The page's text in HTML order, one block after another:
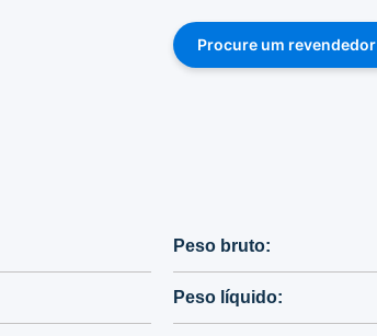
Procure um revendedor
Peso bruto:
Peso líquido: